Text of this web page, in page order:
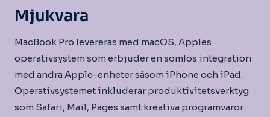
Mjukvara
MacBook Pro levereras med macOS, Apples
operativsystem som erbjuder en sömlös integration
med andra Apple-enheter såsom iPhone och iPad.
Operativsystemet inkluderar produktivitetsverktyg
som Safari, Mail, Pages samt kreativa programvaror